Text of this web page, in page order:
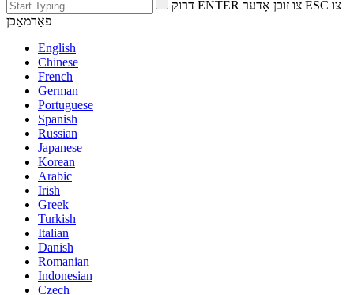
דרוק ENTER צו זוכן אָדער ESC צו
פאַרמאַכן
English
Chinese
French
German
Portuguese
Spanish
Russian
Japanese
Korean
Arabic
Irish
Greek
Turkish
Italian
Danish
Romanian
Indonesian
Czech